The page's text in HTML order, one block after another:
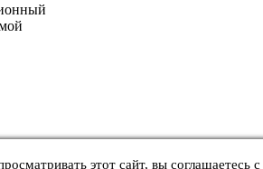
этот сайт, вы соглашаетесь с